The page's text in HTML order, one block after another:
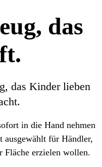
das
das Kinder lieben
in die Hand nehmen
ausgewählt für Händler,
Fläche erzielen wollen.